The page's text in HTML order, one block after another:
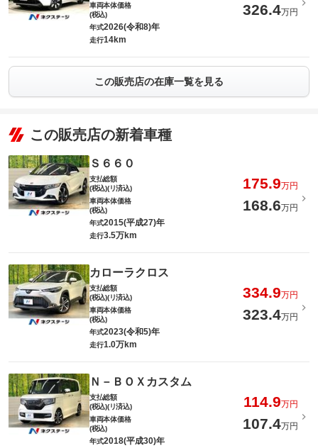
車両本体価格
(税込)
326.4万円
年式2026(令和8)年
走行14km
この販売店の在庫一覧を見る
この販売店の新着車種
Ｓ６６０
支払総額
(税込)(リ済込)
175.9万円
車両本体価格
(税込)
168.6万円
年式2015(平成27)年
走行3.5万km
カローラクロス
支払総額
(税込)(リ済込)
334.9万円
車両本体価格
(税込)
323.4万円
年式2023(令和5)年
走行1.0万km
Ｎ－ＢＯＸカスタム
支払総額
(税込)(リ済込)
114.9万円
車両本体価格
(税込)
107.4万円
年式2018(平成30)年